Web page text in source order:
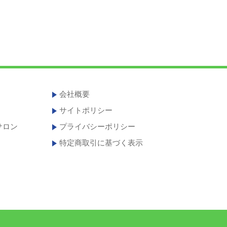
ロン
会社概要
サイトポリシー
プライバシーポリシー
特定商取引に基づく表示